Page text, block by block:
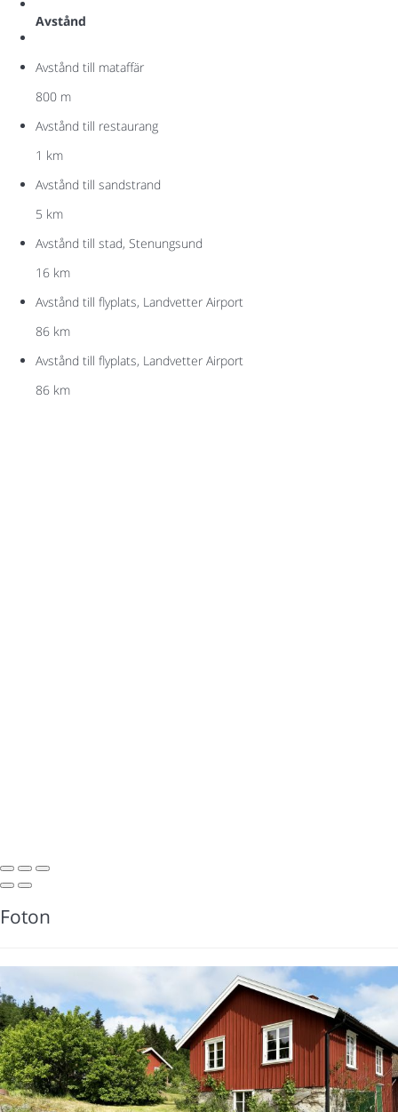
Avstånd
Avstånd till mataffär
800 m
Avstånd till restaurang
1 km
Avstånd till sandstrand
5 km
Avstånd till stad, Stenungsund
16 km
Avstånd till flyplats, Landvetter Airport
86 km
Avstånd till flyplats, Landvetter Airport
86 km
Foton